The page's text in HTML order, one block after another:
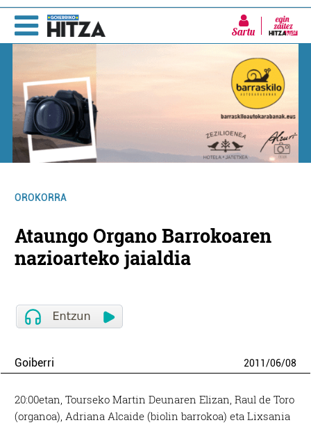
Sartu
OROKORRA
Ataungo Organo Barrokoaren
nazioarteko jaialdia
Goiberri 2011/06/08
20:00etan, Tourseko Martin Deunaren Elizan, Raul de Toro
(organoa), Adriana Alcaide (biolin barrokoa) eta Lixsania